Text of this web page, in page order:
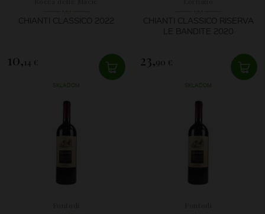
CHIANTI CLASSICO 2022
10, 14 €
SKLADOM
CHIANTI CLASSICO RISERVA
LE BANDITE 2020
23,90 €
SKLADOM